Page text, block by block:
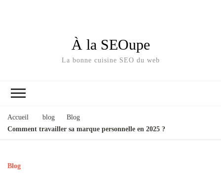
À la SEOupe
La bonne cuisine SEO du web
Accueil blog
Blog
Comment travailler sa marque personnelle en 2025 ?
Blog